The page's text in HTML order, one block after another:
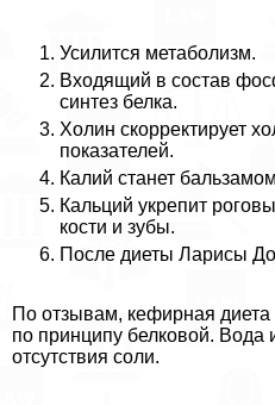
Усилится метаболизм.
Входящий в состав
синтез белка.
Холин скорректирует
показателей.
Калий станет
Кальций укрепит
кости и зубы.
После диеты Ларисы
По отзывам, кефирная
по принципу белковой. Вода
отсутствия соли.